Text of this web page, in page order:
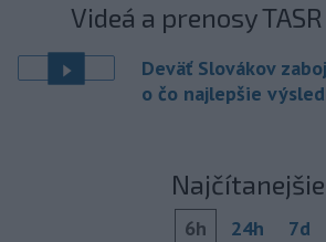
Videá a prenosy
Deväť Slovákov
o čo najlepšie
Najčítanejšie
6h 24h 7d